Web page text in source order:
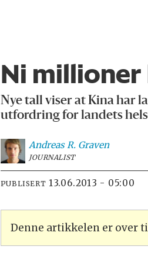
Ni millioner
Nye tall viser at Kina har
utfordring for landets
Andreas R. Graven
JOURNALIST
PUBLISERT 13.06.2013 - 05:00
Denne artikkelen er over